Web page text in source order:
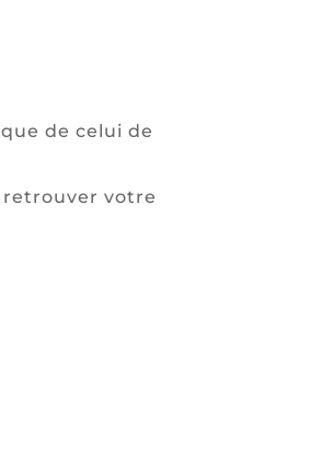
de celui de
retrouver votre